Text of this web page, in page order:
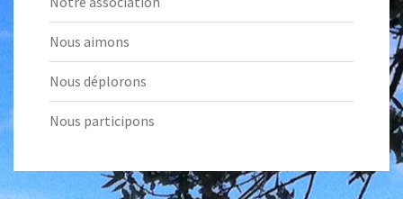
Nous aimons
Nous déplorons
Nous participons